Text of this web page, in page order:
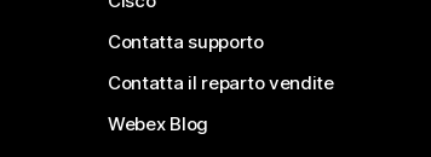
Contatta supporto
Contatta il reparto vendite
Webex Blog